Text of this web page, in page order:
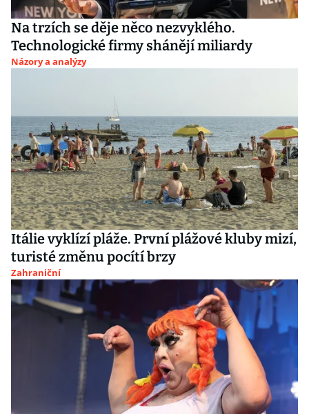
Na trzích se děje něco nezvyklého.
Technologické firmy shánějí miliardy
Názory a analýzy
Itálie vyklízí pláže. První plážové kluby mizí,
turisté změnu pocítí brzy
Zahraniční